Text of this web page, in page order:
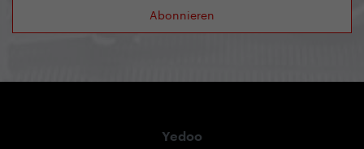
Abonnieren
Yedoo